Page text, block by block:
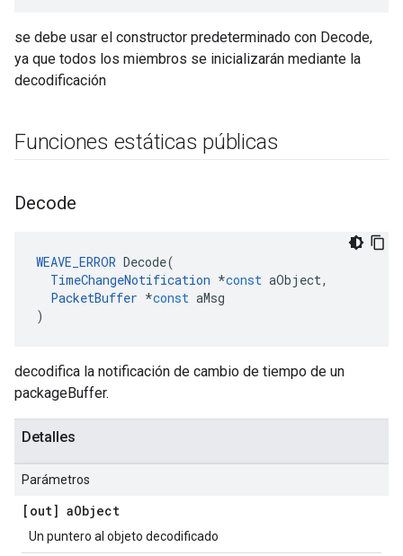
se debe usar el constructor predeterminado con Decode,
ya que todos los miembros se inicializarán mediante la
decodificación
Funciones estáticas públicas
Decode
WEAVE_ERROR Decode(
TimeChangeNotification *const aObject,
PacketBuffer *const aMsg
)
decodifica la notificación de cambio de tiempo de un
packageBuffer.
Detalles
Parámetros
[out] aObject
Un puntero al objeto decodificado